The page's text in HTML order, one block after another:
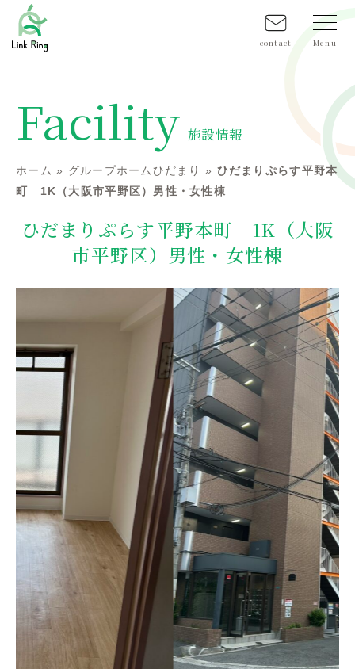
contact
Facility 施設情報
ホーム » グループホームひだまり » ひだまりぷらす平野本
町 1K（大阪市平野区）男性・女性棟
ひだまりぷらす平野本町 1K（大阪
市平野区）男性・女性棟